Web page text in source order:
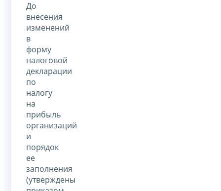
До
внесения
изменений
в
форму
налоговой
декларации
по
налогу
на
прибыль
организаций
и
порядок
ее
заполнения
(утверждены